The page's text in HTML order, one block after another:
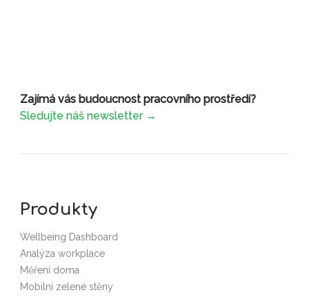
Zajímá vás budoucnost pracovního prostředí?
Sledujte náš newsletter →
Produkty
Wellbeing Dashboard
Analýza workplace
Měření doma
Mobilní zelené stěny